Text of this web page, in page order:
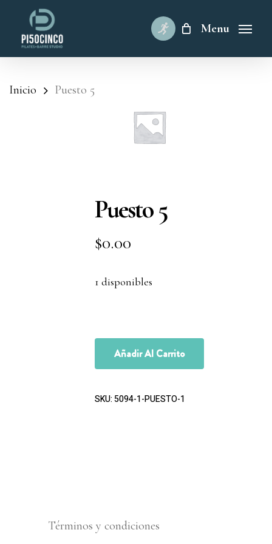
content
Menu
Inicio Puesto 5
Puesto 5
$0.00
1 disponibles
Añadir Al Carrito
SKU:5094-1-PUESTO-1
Términos y condiciones